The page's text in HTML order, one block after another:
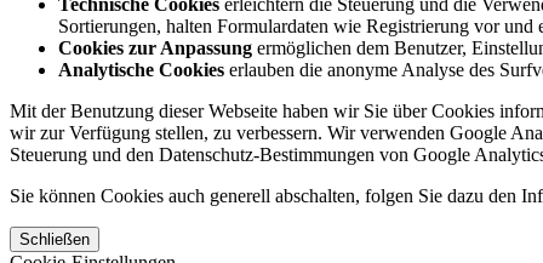
Technische Cookies erleichtern die Steuerung und die
Sortierungen, halten Formulardaten wie Registrierung vor
Cookies zur Anpassung ermöglichen dem Benutzer,
Analytische Cookies erlauben die anonyme Analyse des
Mit der Benutzung dieser Webseite haben wir Sie über Cookies
wir zur Verfügung stellen, zu verbessern. Wir verwenden Google
Steuerung und den Datenschutz-Bestimmungen von Google
Sie können Cookies auch generell abschalten, folgen Sie dazu den
Schließen